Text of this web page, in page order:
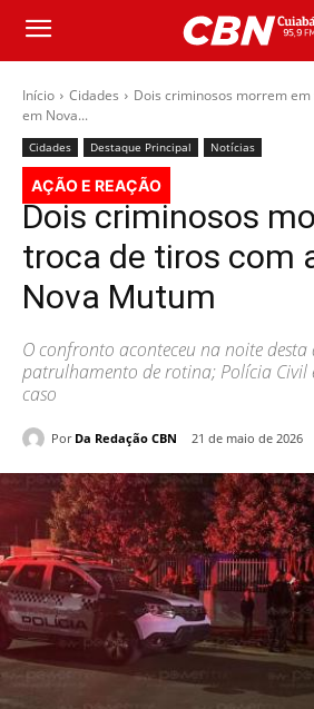
Início Cidades
Dois criminosos morrem
em Nova...
Cidades Destaque Principal Notícias
AÇÃO E REAÇÃO
Dois criminosos
troca de tiros com
Nova Mutum
O confronto aconteceu na noite
patrulhamento de rotina; Polícia Civil
caso
Por Da Redação CBN 21 de maio de 2026